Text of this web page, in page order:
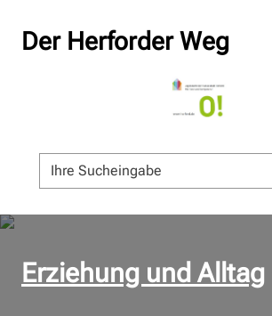
Der Herforder Weg
© Bildnachweis
Erziehung und Alltag